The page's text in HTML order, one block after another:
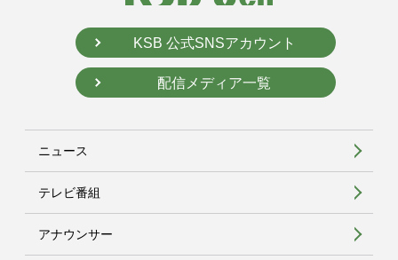
KSB 公式SNSアカウント
配信メディア一覧
ニュース
テレビ番組
アナウンサー